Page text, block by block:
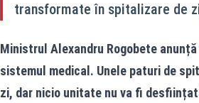
transformate în spitalizare de
Ministrul Alexandru Rogobete
sistemul medical. Unele paturi de
zi, dar nicio unitate nu va fi